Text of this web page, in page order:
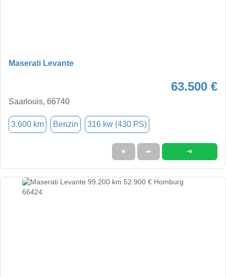
Maserati Levante
63.500 €
Saarlouis, 66740
3.600 km Benzin 316 kw (430 PS)
★ ➦ ➜